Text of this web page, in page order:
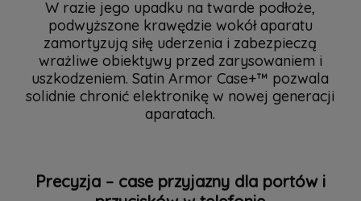
W razie jego upadku na twarde podłoże,
podwyższone krawędzie wokół aparatu
zamortyzują siłę uderzenia i zabezpieczą
wrażliwe obiektywy przed zarysowaniem i
uszkodzeniem. Satin Armor Case+™ pozwala
solidnie chronić elektronikę w nowej generacji
aparatach.
Precyzja – case przyjazny dla portów i